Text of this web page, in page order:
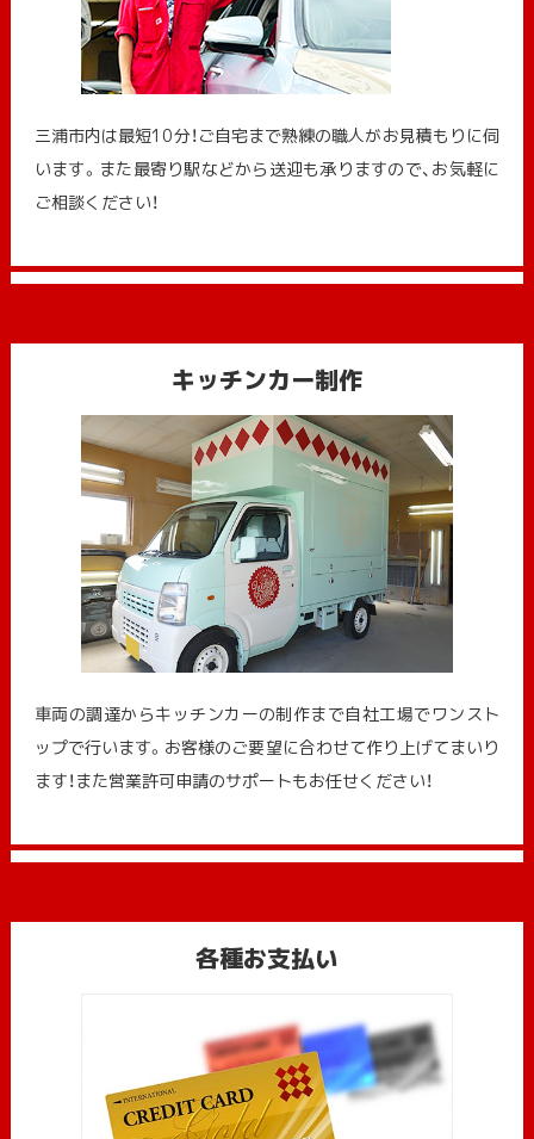
三浦市内は最短10分！ご自宅まで熟練の職人がお見積もりに伺
います。また最寄り駅などから送迎も承りますので、お気軽に
ご相談ください！
キッチンカー制作
車両の調達からキッチンカーの制作まで自社工場でワンスト
ップで行います。お客様のご要望に合わせて作り上げてまいり
ます！また営業許可申請のサポートもお任せください！
各種お支払い